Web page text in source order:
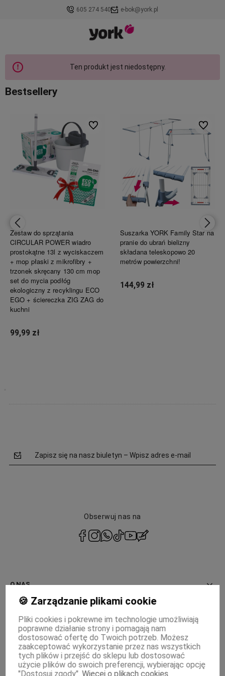
605 274 540 e-bok@york.pl
Ten produkt jest niedostępny.
Bestsellery
Zestaw do sprzątania
CIRCULAR POWER wiadro
prostokątne 13l z wyciskaczem
+ mop płaski z mikrofibry +
trzonek skręcany 130 cm mop
set do mycia podłóg
ekologiczny z recyklingu ECO
EGO + ściereczka ZIG ZAG do
kuchni
99,99 zł
Do ulubionych
Suszarka YORK Family Star na
pranie do ubrań bielizny
składana teleskopowo 20
metrów powierzchni!
144,99 zł
Do
Zapisz się na nasz biuletyn – Wpisz adres e-mail
Obserwuj nas na
O NAS
INFORMACJE
PŁATNOŚCI I DOSTAWA
MOJE KONTO
🍪 Zarządzanie plikami cookie
Pliki cookies i pokrewne im technologie umożliwiają
poprawne działanie strony i pomagają nam
dostosować ofertę do Twoich potrzeb. Możesz
zaakceptować wykorzystanie przez nas wszystkich
tych plików i przejść do sklepu lub dostosować
użycie plików do swoich preferencji, wybierając opcję
"Dostosuj zgody". Więcej o plikach cookies